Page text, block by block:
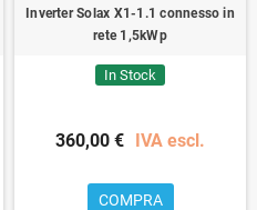
Inverter Solax X1-1.1 connesso in
rete 1,5kWp
In Stock
360,00 € IVA escl.
COMPRA